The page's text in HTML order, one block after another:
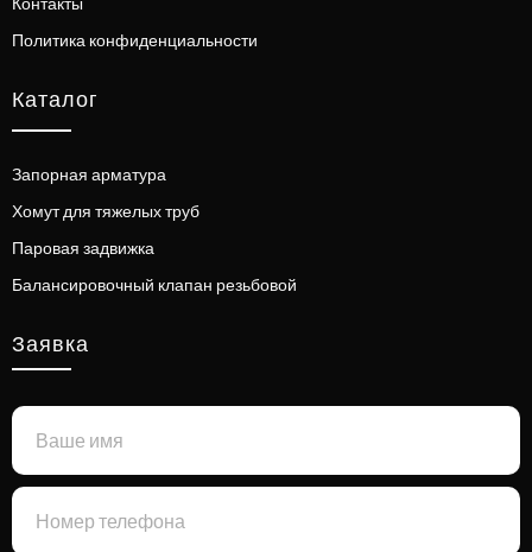
Политика конфиденциальности
Каталог
Запорная арматура
Хомут для тяжелых труб
Паровая задвижка
Балансировочный клапан резьбовой
Заявка